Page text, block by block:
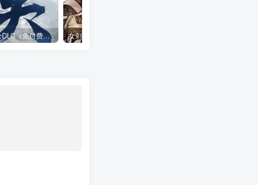
下一站江湖2 全DLC（免付费解锁完整版）Steam移植